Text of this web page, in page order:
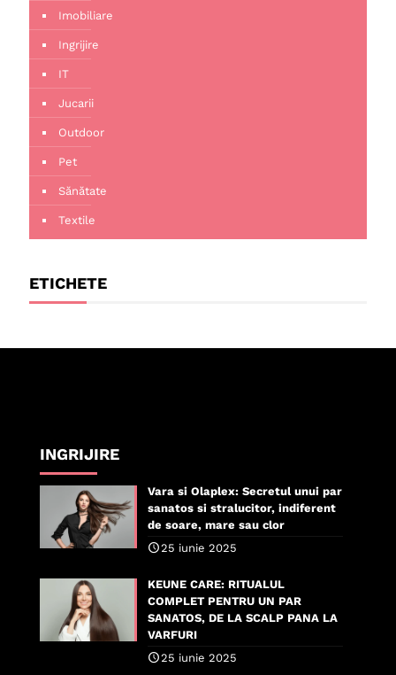
Imobiliare
Ingrijire
IT
Jucarii
Outdoor
Pet
Sănătate
Textile
ETICHETE
INGRIJIRE
Vara si Olaplex: Secretul unui par
sanatos si stralucitor, indiferent
de soare, mare sau clor
25 iunie 2025
KEUNE CARE: RITUALUL
COMPLET PENTRU UN PAR
SANATOS, DE LA SCALP PANA LA
VARFURI
25 iunie 2025